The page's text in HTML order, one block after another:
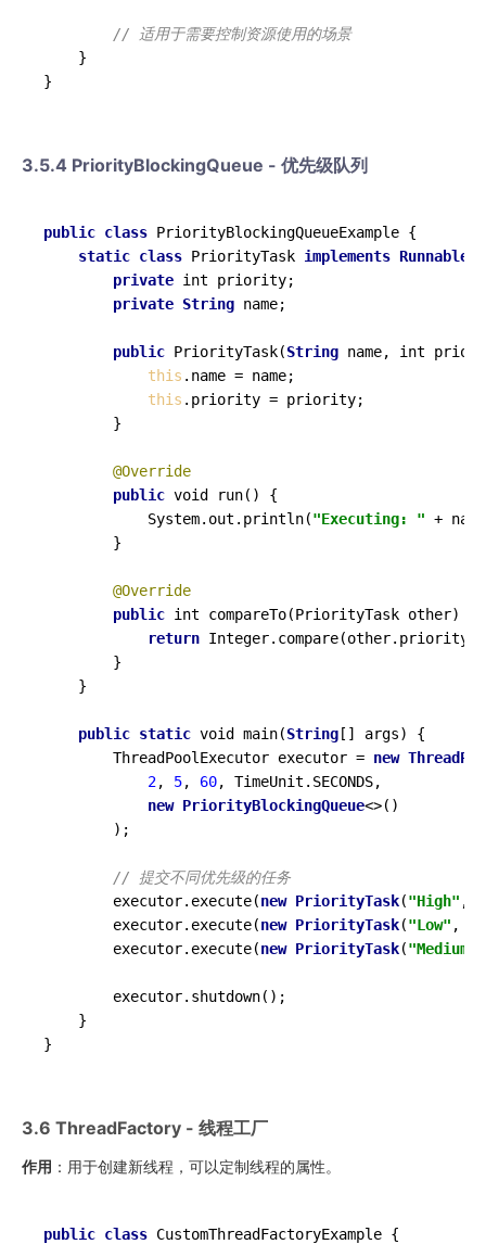
// 适用于需要控制资源使用的场景
    }
3.5.4 PriorityBlockingQueue - 优先级队列
public class PriorityBlockingQueueExample {
static class PriorityTask implements Runnable
private int priority;
private String name;
public PriorityTask(String name, int
this .name = name;
this .priority = priority;
        }
@Override
public void run() {
            System.out.println(
"Executing: " +
        }
@Override
public int compareTo(PriorityTask other) {
return Integer.compare(other.priority,
        }
    }
public static void main(String [] args) {
        ThreadPoolExecutor executor =
new
2, 5, 60, TimeUnit.SECONDS,
new PriorityBlockingQueue<>()
        );
// 提交不同优先级的任务
        executor.execute(
new PriorityTask("High" ,
        executor.execute(
new PriorityTask("Low" ,
        executor.execute(
new PriorityTask("Medium"
        executor.shutdown();
    }
3.6 ThreadFactory - 线程工厂
作用 ：用于创建新线程，可以定制线程的属性。
public class CustomThreadFactoryExample {